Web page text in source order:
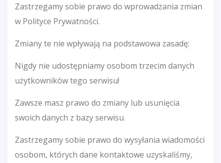
Zastrzegamy sobie prawo do wprowadzania zmian
w Polityce Prywatności.
Zmiany te nie wpływają na podstawowa zasadę:
Nigdy nie udostępniamy osobom trzecim danych
użytkowników tego serwisu!
Zawsze masz prawo do zmiany lub usunięcia
swoich danych z bazy serwisu.
Zastrzegamy sobie prawo do wysyłania wiadomości
osobom, których dane kontaktowe uzyskaliśmy,